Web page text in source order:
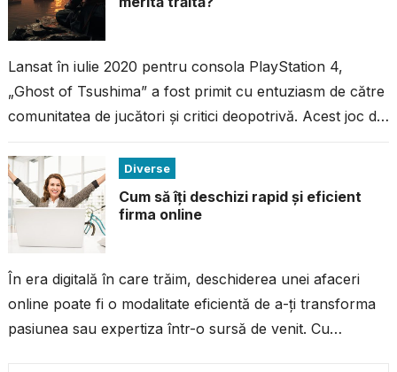
Lansat în iulie 2020 pentru consola PlayStation 4,
„Ghost of Tsushima” a fost primit cu entuziasm de către
comunitatea de jucători și critici deopotrivă. Acest joc de
Diverse
Cum să îți deschizi rapid și eficient
firma online
În era digitală în care trăim, deschiderea unei afaceri
online poate fi o modalitate eficientă de a-ți transforma
pasiunea sau expertiza într-o sursă de venit. Cu